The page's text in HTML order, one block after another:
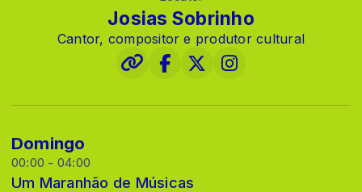
Josias Sobrinho
Cantor, compositor e produtor cultural
Domingo
00:00 - 04:00
Um Maranhão de Músicas